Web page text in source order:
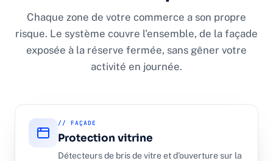
Chaque zone de votre commerce a son propre
risque. Le système couvre l'ensemble, de la façade
exposée à la réserve fermée, sans gêner votre
activité en journée.
// FAÇADE
Protection vitrine
Détecteurs de bris de vitre et d'ouverture sur la